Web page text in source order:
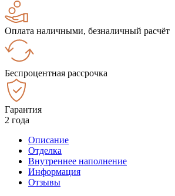
Оплата наличными, безналичный расчёт
Беспроцентная рассрочка
Гарантия
2 года
Описание
Отделка
Внутреннее наполнение
Информация
Отзывы